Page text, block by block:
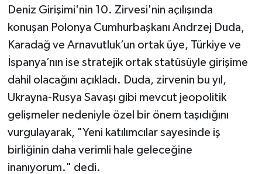
Deniz Girişimi'nin 10. Zirvesi'nin açılışında
konuşan Polonya Cumhurbaşkanı Andrzej Duda,
Karadağ ve Arnavutluk’un ortak üye, Türkiye ve
İspanya’nın ise stratejik ortak statüsüyle girişime
dahil olacağını açıkladı. Duda, zirvenin bu yıl,
Ukrayna-Rusya Savaşı gibi mevcut jeopolitik
gelişmeler nedeniyle özel bir önem taşıdığını
vurgulayarak, "Yeni katılımcılar sayesinde iş
birliğinin daha verimli hale geleceğine
inanıyorum." dedi.
Spor
Tarım ve Ekonomi
Teknoloji
Ulusal
Yaşam